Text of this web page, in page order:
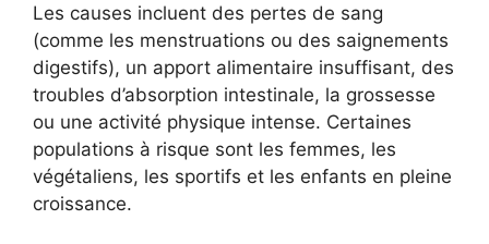
Les causes incluent des pertes de sang
(comme les menstruations ou des saignements
digestifs), un apport alimentaire insuffisant, des
troubles d’absorption intestinale, la grossesse
ou une activité physique intense. Certaines
populations à risque sont les femmes, les
végétaliens, les sportifs et les enfants en pleine
croissance.